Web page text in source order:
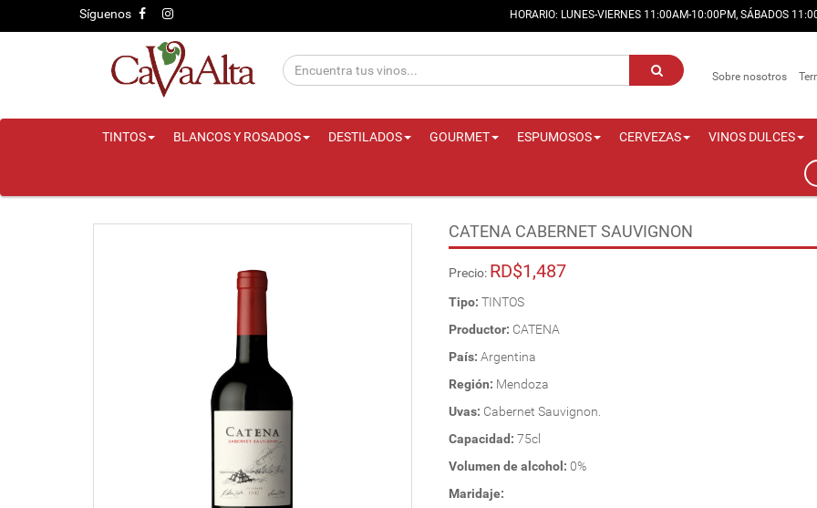
Síguenos HORARIO: LUNES-VIERNES 11:00AM-10:00PM, SÁBADOS
Sobre nosotros
TINTOS BLANCOS Y ROSADOS DESTILADOS GOURMET ESPUMOSOS CERVEZAS VINOS DULCES
CATENA CABERNET SAUVIGNON
Precio: RD$1,487
Tipo: TINTOS
Productor: CATENA
País: Argentina
Región: Mendoza
Uvas: Cabernet Sauvignon.
Capacidad: 75cl
Volumen de alcohol: 0%
Maridaje: